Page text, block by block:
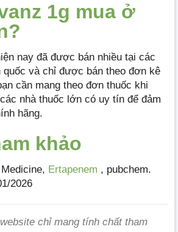
1g mua ở
nay đã được bán nhiều tại các
quốc và chỉ được bán theo đơn kê
cần mang theo đơn thuốc khi
nhà thuốc lớn có uy tín để đảm
hãng.
khảo
Ertapenem , pubchem.
2026
chỉ mang tính chất tham